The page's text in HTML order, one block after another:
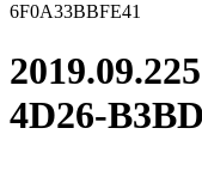
6F0A33BBFE41
2019.09.22
4D26-